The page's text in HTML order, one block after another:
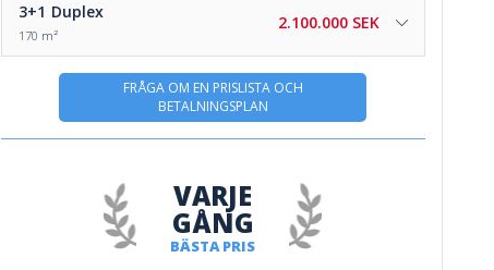
3+1 Duplex
170 m²
2.100.000 SEK
FRÅGA OM EN PRISLISTA OCH
BETALNINGSPLAN
BÄSTA PRIS
VARJE
GÅNG